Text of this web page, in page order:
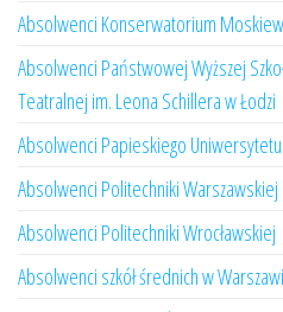
Absolwenci Konserwatorium
Absolwenci Państwowej Wyższej
Teatralnej im. Leona Schillera w Łodzi
Absolwenci Papieskiego
Absolwenci Politechniki Warszawskiej
Absolwenci Politechniki Wrocławskiej
Absolwenci szkół średnich w